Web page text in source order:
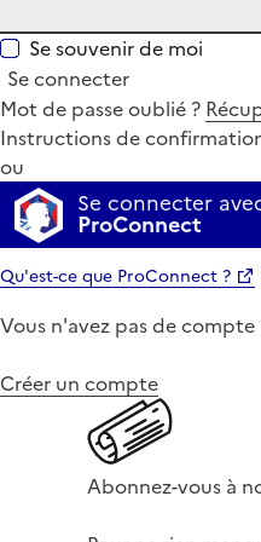
Se souvenir de moi
Se connecter
Mot de passe oublié ?
Instructions de
ou
Se connecter
ProConnect
Qu'est-ce que ProConnect ?
Vous n'avez pas de compte
Créer un compte
Abonnez-vous à